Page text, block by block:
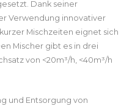
Dank seiner
Verwendung innovativer
Mischzeiten eignet sich
Mischer gibt es in drei
von <20m³/h, <40m³/h
und Entsorgung von